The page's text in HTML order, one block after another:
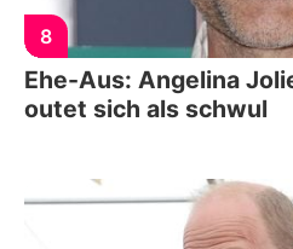
8
Ehe-Aus: Angelina
outet sich als schwul